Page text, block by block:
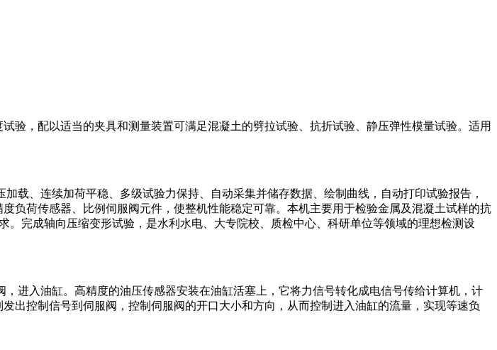
验，配以适当的夹具和测量装置可满足混凝土的劈拉试验、抗折试验、静压弹性模量试验。适用
、连续加荷平稳、多级试验力保持、自动采集并储存数据、绘制曲线，自动打印试验报告，
负荷传感器、比例伺服阀元件，使整机性能稳定可靠。本机主要用于检验金属及混凝土试样的抗
完成轴向压缩变形试验，是水利水电、大专院校、质检中心、科研单位等领域的理想检测设
进入油缸。高精度的油压传感器安装在油缸活塞上，它将力信号转化成电信号传给计算机，计
出控制信号到伺服阀，控制伺服阀的开口大小和方向，从而控制进入油缸的流量，实现等速负